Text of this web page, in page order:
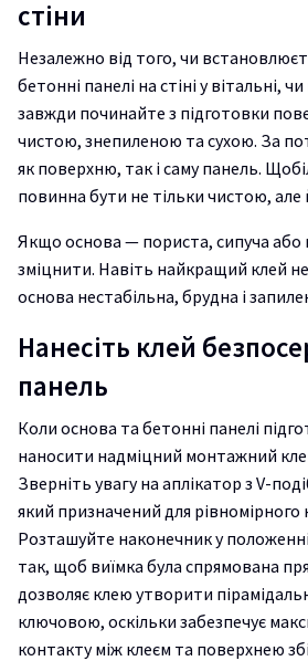
стіни
Незалежно від того, чи
бетонні панелі на стіні у вітальні,
завжди починайте з підготовки
чистою, знепиленою та сухою. За
як поверхню, так і саму панель.
повинна бути не тільки чистою, але
Якщо основа — пориста, сипуча або
зміцнити. Навіть найкращий клей
основа нестабільна, брудна і
Нанесіть клей
панель
Коли основа та бетонні панелі
наносити надміцний монтажний
Зверніть увагу на аплікатор з V-
який призначений для рівномірного
Розташуйте наконечник у
так, щоб виїмка була спрямована
дозволяє клею утворити
ключовою, оскільки забезпечує
контакту між клеєм та поверхнею